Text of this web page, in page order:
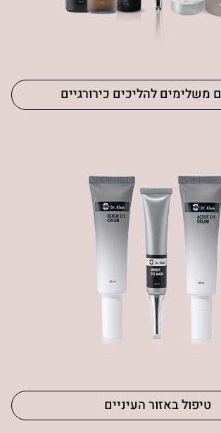
משלימים להליכים כירורגיים
טיפול באזור העיניים